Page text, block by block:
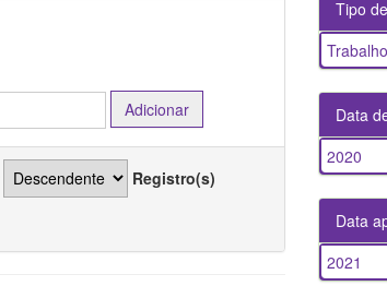
Registro(s)
Tipo
Data
2020
Data
2021